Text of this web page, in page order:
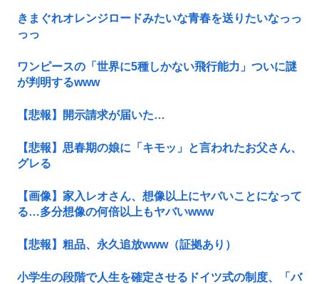
きまぐれオレンジロードみたいな青春を送りたいなっっ
っっ
ワンピースの「世界に5種しかない飛行能力」ついに謎
が判明するwww
【悲報】開示請求が届いた…
【悲報】思春期の娘に「キモッ」と言われたお父さん、
グレる
【画像】家入レオさん、想像以上にヤバいことになって
る…多分想像の何倍以上もヤバいwww
【悲報】粗品、永久追放www（証拠あり）
小学生の段階で人生を確定させるドイツ式の制度、「バ